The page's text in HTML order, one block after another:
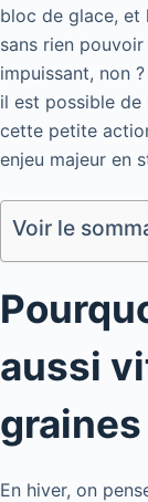
bloc de glace, et
sans rien
impuissant, non
il est possible de
cette petite
enjeu majeur en
Voir le
aussi
En hiver, on